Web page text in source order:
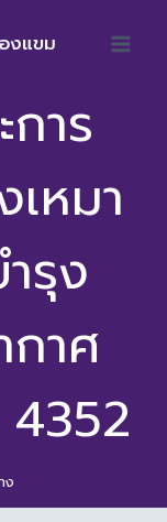
งแขม
าร
เหมา
รุง
กาศ
ง